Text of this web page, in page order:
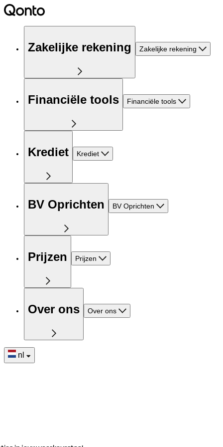
Zakelijke rekening Zakelijke rekening
Financiële tools Financiële tools
Krediet Krediet
BV Oprichten BV Oprichten
Prijzen Prijzen
Over ons Over ons
nl